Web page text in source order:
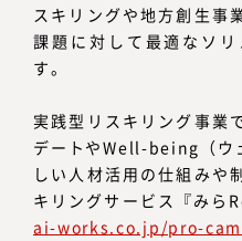
スキリングや地方創生事
課題に対して最適なソ
す。
実践型リスキリング事業
デートやWell-being（ウ
しい人材活用の仕組みや
キリングサービス『み
ai-works.co.jp/pro-